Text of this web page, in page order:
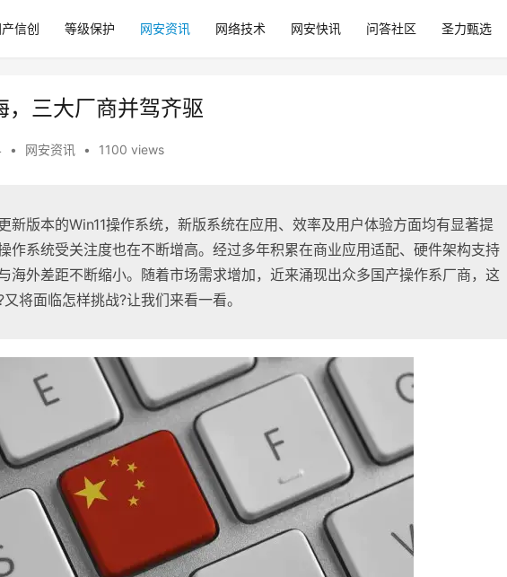
信创 等级保护 网安资讯 网络技术 网安快讯 问答社区 圣力甄选
，三大厂商并驾齐驱
• 网安资讯 • 1100 views
版本的Win11操作系统，新版系统在应用、效率及用户体验方面均有显著提
作系统受关注度也在不断增高。经过多年积累在商业应用适配、硬件架构支持
海外差距不断缩小。随着市场需求增加，近来涌现出众多国产操作系厂商，这
将面临怎样挑战?让我们来看一看。